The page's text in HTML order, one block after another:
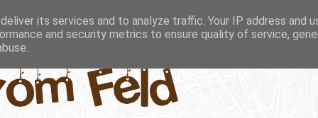
its services and to analyze traffic. Your IP address and
and security metrics to ensure quality of service,